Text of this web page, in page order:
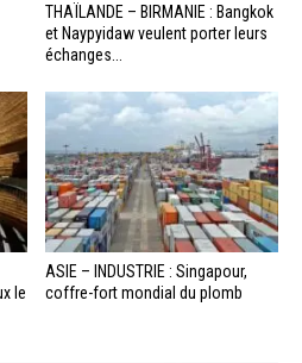
THAÏLANDE – BIRMANIE : Bangkok
et Naypyidaw veulent porter leurs
échanges...
le
ASIE – INDUSTRIE : Singapour,
coffre-fort mondial du plomb